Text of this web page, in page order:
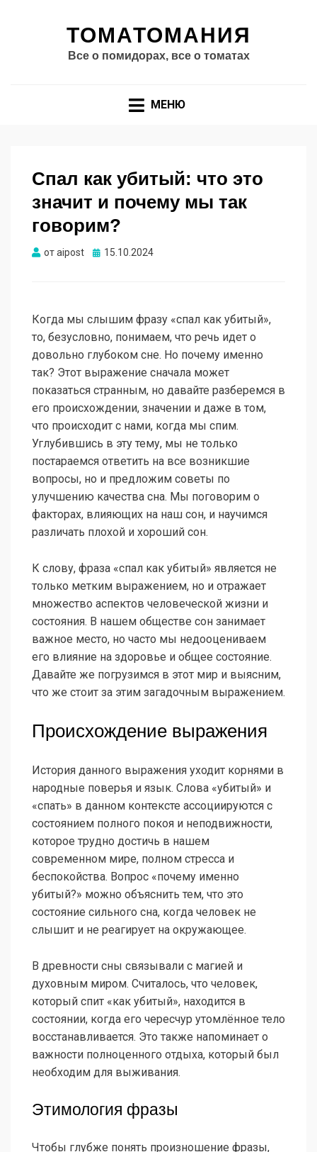
ТОМАТОМАНИЯ
Все о помидорах, все о томатах
МЕНЮ
Спал как убитый: что это
значит и почему мы так
говорим?
отaipost Опубликовано
15.10.2024
Когда мы слышим фразу «спал как убитый»,
то, безусловно, понимаем, что речь идет о
довольно глубоком сне. Но почему именно
так? Этот выражение сначала может
показаться странным, но давайте разберемся в
его происхождении, значении и даже в том,
что происходит с нами, когда мы спим.
Углубившись в эту тему, мы не только
постараемся ответить на все возникшие
вопросы, но и предложим советы по
улучшению качества сна. Мы поговорим о
факторах, влияющих на наш сон, и научимся
различать плохой и хороший сон.
К слову, фраза «спал как убитый» является не
только метким выражением, но и отражает
множество аспектов человеческой жизни и
состояния. В нашем обществе сон занимает
важное место, но часто мы недооцениваем
его влияние на здоровье и общее состояние.
Давайте же погрузимся в этот мир и выясним,
что же стоит за этим загадочным выражением.
Происхождение выражения
История данного выражения уходит корнями в
народные поверья и язык. Слова «убитый» и
«спать» в данном контексте ассоциируются с
состоянием полного покоя и неподвижности,
которое трудно достичь в нашем
современном мире, полном стресса и
беспокойства. Вопрос «почему именно
убитый?» можно объяснить тем, что это
состояние сильного сна, когда человек не
слышит и не реагирует на окружающее.
В древности сны связывали с магией и
духовным миром. Считалось, что человек,
который спит «как убитый», находится в
состоянии, когда его чересчур утомлённое тело
восстанавливается. Это также напоминает о
важности полноценного отдыха, который был
необходим для выживания.
Этимология фразы
Чтобы глубже понять произношение фразы,